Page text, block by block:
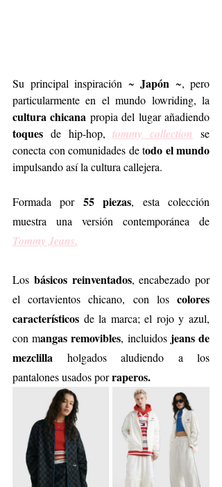
Su principal inspiración ~ Japón ~, pero
cultura chicana propia del lugar añadiendo
toques de hip-hop, tommy collection
se
conecta con comunidades de todo el mundo
impulsando así la cultura callejera.
Formada por 55 piezas, esta colección
Tommy Jeans.
Los básicos reinventados, encabezado por
el cortavientos chicano, con los colores
característicos de la marca; el rojo y azul,
con mangas removibles, incluidos jeans de
mezclilla holgados aludiendo a los
pantalones usados por raperos.